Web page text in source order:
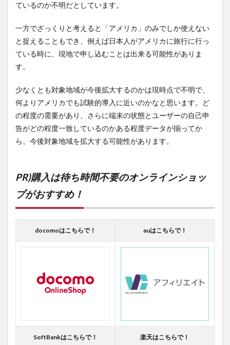
ているのか不明だとしています。
一方でざっくりと考えると「アメリカ」のみでしか使えない
と捉えることもでき、例えば日本人がアメリカに旅行に行っ
ている時に、現地で申し込むことは出来る可能性がありま
す。
少なくとも対象地域が今後拡大するのかは現時点で不明で、
何よりアメリカでも試験的導入に近いのかなと思います。ど
の程度の需要があり、さらに端末の状態とユーザーの自己申
告がどの程度一致しているのかある程度データが揃ってか
ら、今後対象地域を拡大する可能性があります。
PR)購入は待ち時間不要のオンラインショッ
プがおすすめ！
docomoはこちらで！ auはこちらで！
SoftBankはこちらで！ 楽天はこちらで！